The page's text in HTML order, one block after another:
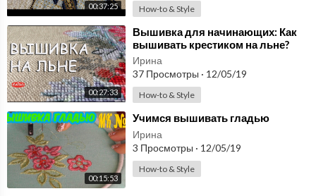
00:37:25 How-to & Style
00:27:33
⁣Вышивка для начинающих: Как
вышивать крестиком на льне?
Ирина
37 Просмотры · 12/05/19
How-to & Style
00:15:53
⁣Учимся вышивать гладью
Ирина
3 Просмотры · 12/05/19
How-to & Style